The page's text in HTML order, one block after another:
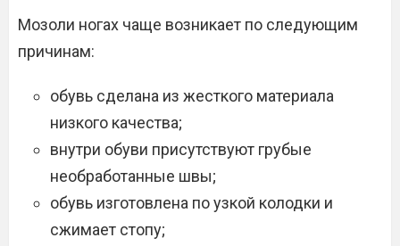
Мозоли ногах чаще возникает по следующим
причинам:
обувь сделана из жесткого материала
низкого качества;
внутри обуви присутствуют грубые
необработанные швы;
обувь изготовлена по узкой колодки и
сжимает стопу;